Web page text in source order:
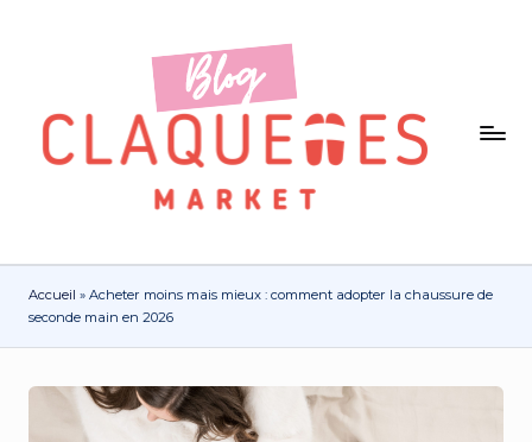
Accueil » Acheter moins mais mieux : comment adopter la chaussure de
seconde main en 2026